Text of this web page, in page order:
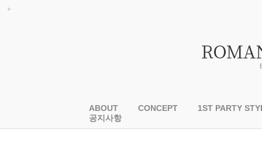
ABOUT CONCEPT
1ST PARTY
공지사항